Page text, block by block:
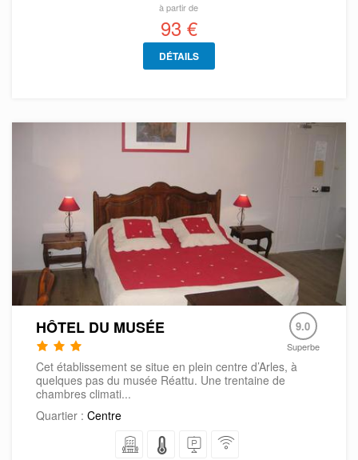
à partir de
93 €
DÉTAILS
HÔTEL DU MUSÉE 9.0
Superbe
Cet établissement se situe en plein centre d’Arles, à
quelques pas du musée Réattu. Une trentaine de
chambres climati...
Quartier : Centre